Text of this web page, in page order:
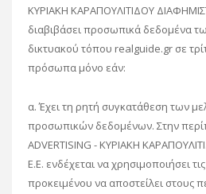
ΚΥΡΙΑΚΗ ΚΑΡΑΠΟΥΛΙΤΙΔΟΥ
διαβιβάσει προσωπικά δεδομένα
δικτυακού τόπου realguide.gr σε
πρόσωπα μόνο εάν:
α. Έχει τη ρητή συγκατάθεση των
προσωπικών δεδομένων. Στην
ADVERTISING - ΚΥΡΙΑΚΗ
Ε.Ε. ενδέχεται να χρησιμοποιήσει
προκειμένου να αποστείλει στους